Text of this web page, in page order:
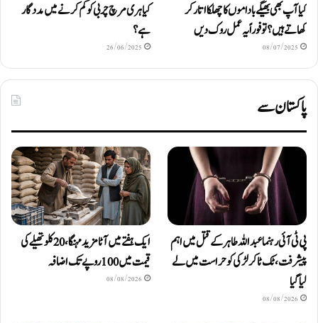
کیا آپ بھی بھیگے باداموں کا چھلکا اتار کر
کھاتے ہیں؟ تو فوراً یہ عمل روک دیں
08/07/2025
کیا ہری مرچ چربی کو کم کرنے میں مددگار
ہے؟
26/06/2025
پاکستان سے
پی ٹی آئی رہنما عبداللہ طاہر کے قتل میں اہم
پیشرفت، ٹک ٹاکر لڑکی کو حراست میں لے
لیا گیا
08/08/2026
ایک ہفتے میں آٹا مزید مہنگا، 20 کلو تھیلے کی
قیمت میں 100 روپے تک اضافہ
08/08/2026